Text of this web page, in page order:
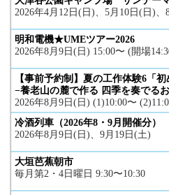
2026年4月12日(日)、5月10日(日)
明和電機★UMEツアー2026
2026年8月9日(日) 15:00〜 (開場
【事前予約制】夏の工作体験6「
−養老山の麓で作る 四季を奏でる
2026年8月9日(日) (1)10:00〜
冷酒列車（2026年8・9月開催分）
2026年8月9日(日)、9月19日(土)
大垣芭蕉朝市
毎月第2・4日曜日 9:30〜10:30